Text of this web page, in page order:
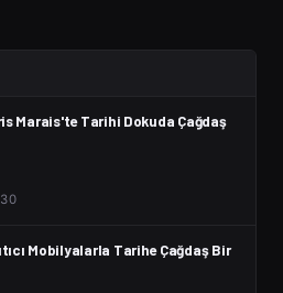
Marais'te Tarihi Dokuda Çağdaş
Mobilyalarla Tarihe Çağdaş Bir